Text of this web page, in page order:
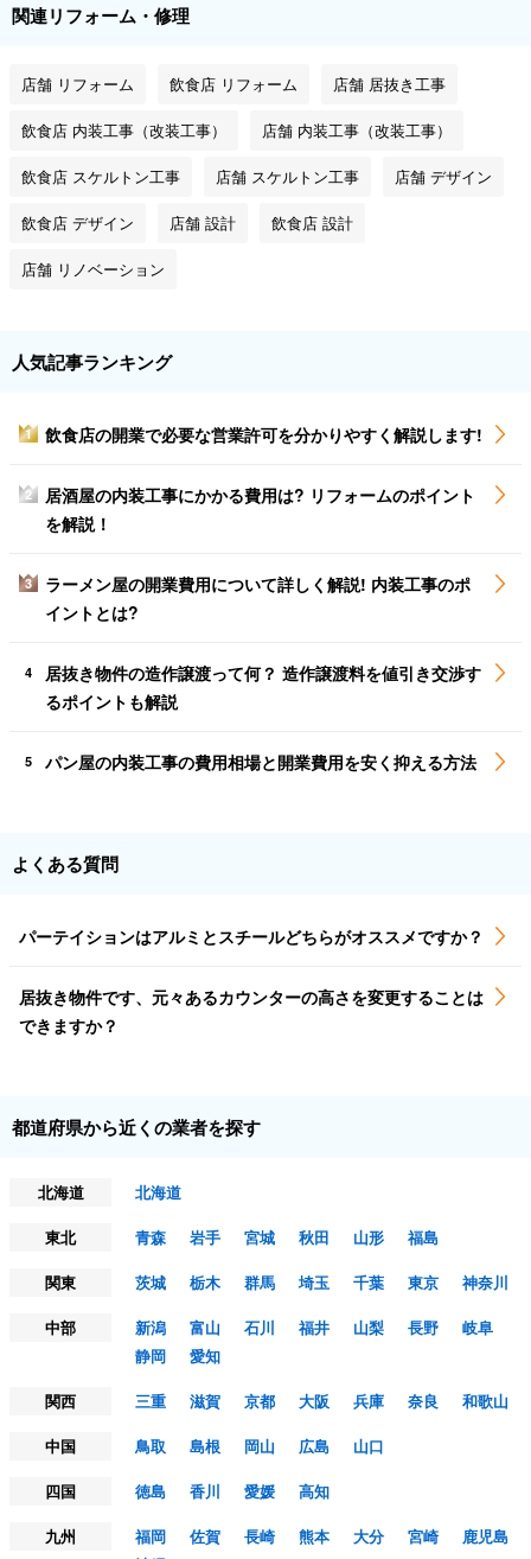
関連リフォーム・修理
店舗 リフォーム 飲食店 リフォーム 店舗 居抜き工事
飲食店 内装工事（改装工事） 店舗 内装工事（改装工事）
飲食店 スケルトン工事 店舗 スケルトン工事 店舗 デザイン
飲食店 デザイン 店舗 設計 飲食店 設計
店舗 リノベーション
人気記事ランキング
1 飲食店の開業で必要な営業許可を分かりやすく解説します!
2
居酒屋の内装工事にかかる費用は? リフォームのポイント
を解説！
3
ラーメン屋の開業費用について詳しく解説! 内装工事のポ
イントとは?
4
居抜き物件の造作譲渡って何？ 造作譲渡料を値引き交渉す
るポイントも解説
5 パン屋の内装工事の費用相場と開業費用を安く抑える方法
よくある質問
パーテイションはアルミとスチールどちらがオススメですか？
居抜き物件です、元々あるカウンターの高さを変更することは
できますか？
都道府県から近くの業者を探す
北海道
北海道
東北
青森 岩手 宮城 秋田 山形
福島
関東
茨城 栃木 群馬 埼玉 千葉 東京
神奈川
中部
新潟 富山 石川 福井 山梨 長野
岐阜
静岡
愛知
関西
三重 滋賀 京都 大阪 兵庫 奈良
和歌山
中国
鳥取 島根 岡山 広島
山口
四国
徳島 香川 愛媛
高知
九州
福岡 佐賀 長崎 熊本 大分 宮崎
鹿児島